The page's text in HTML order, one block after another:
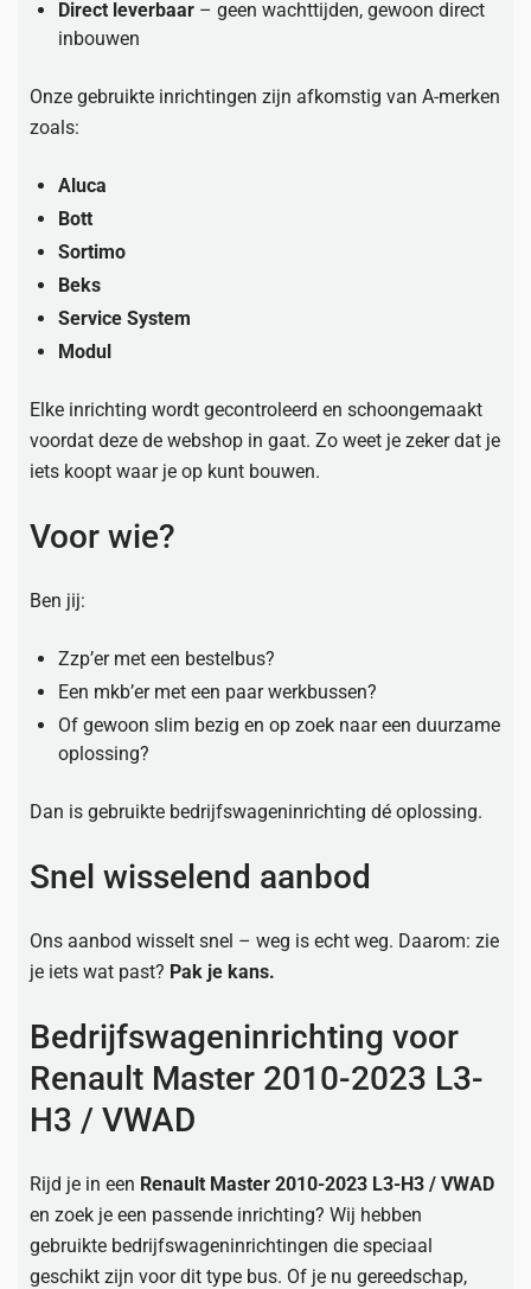
Direct leverbaar – geen wachttijden, gewoon direct
inbouwen
Onze gebruikte inrichtingen zijn afkomstig van A-merken
zoals:
Aluca
Bott
Sortimo
Beks
Service System
Modul
Elke inrichting wordt gecontroleerd en schoongemaakt
voordat deze de webshop in gaat. Zo weet je zeker dat je
iets koopt waar je op kunt bouwen.
Voor wie?
Ben jij:
Zzp’er met een bestelbus?
Een mkb’er met een paar werkbussen?
Of gewoon slim bezig en op zoek naar een duurzame
oplossing?
Dan is gebruikte bedrijfswageninrichting dé oplossing.
Snel wisselend aanbod
Ons aanbod wisselt snel – weg is echt weg. Daarom: zie
je iets wat past? Pak je kans.
Bedrijfswageninrichting voor
Renault Master 2010-2023 L3-
H3 / VWAD
Rijd je in een Renault Master 2010-2023 L3-H3 / VWAD
en zoek je een passende inrichting? Wij hebben
gebruikte bedrijfswageninrichtingen die speciaal
geschikt zijn voor dit type bus. Of je nu gereedschap,